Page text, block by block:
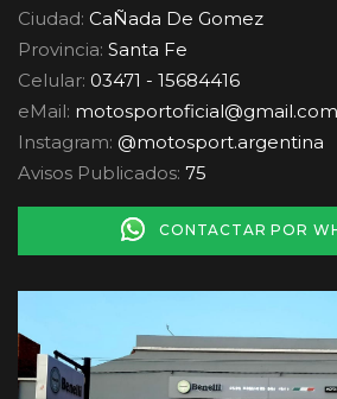
Ciudad: CaÑada De Gomez
Provincia: Santa Fe
Celular: 03471 - 15684416
eMail: motosportoficial@gmail.com
Instagram: @motosport.argentina
Avisos Publicados: 75
CONTACTAR POR